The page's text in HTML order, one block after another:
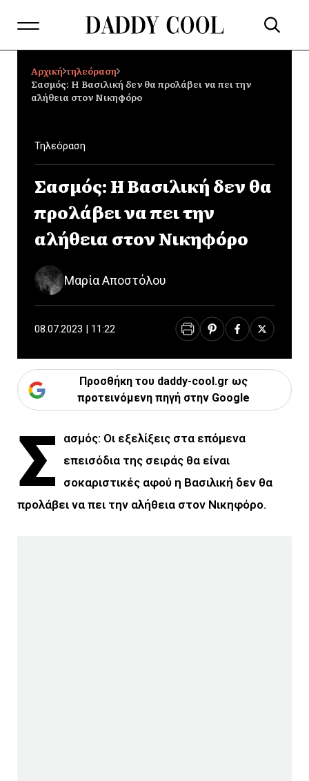
Αρχική τηλεόραση
Σασμός: Η Βασιλική δεν θα προλάβει να πει την
αλήθεια στον Νικηφόρο
Τηλεόραση
Σασμός: Η Βασιλική δεν θα
προλάβει να πει την
αλήθεια στον Νικηφόρο
Μαρία Αποστόλου
08.07.2023 | 11:22
Προσθήκη του daddy-cool.gr ως
προτεινόμενη πηγή στην Google
Σ
ασμός: Οι εξελίξεις στα επόμενα
επεισόδια της σειράς θα είναι
σοκαριστικές αφού η Βασιλική δεν θα
προλάβει να πει την αλήθεια στον Νικηφόρο.